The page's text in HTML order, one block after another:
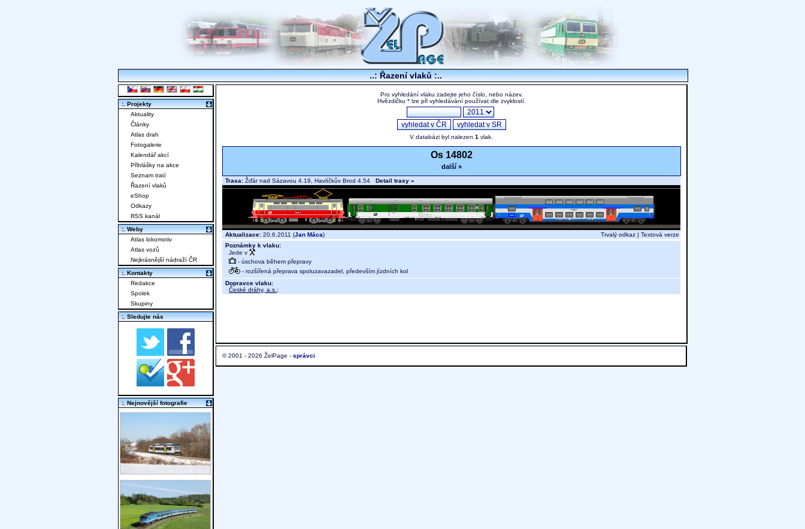
..: Řazení vlaků :..
Pro vyhledání vlaku zadejte jeho číslo, nebo název.
Hvězdičku * lze při vyhledávání používat dle zvyklostí.
V databázi byl nalezen 1 vlak.
Os 14802
další »
Trasa: Žďár nad Sázavou 4.19, Havlíčkův Brod 4.54 Detail trasy »
Aktualizace: 20.6.2011 (Jan Máca) Trvalý odkaz | Textová verze
Poznámky k vlaku:
Jede v
- úschova během přepravy
- rozšířená přeprava spoluzavazadel, především jízdních kol
Dopravce vlaku:
České dráhy, a.s. ;
© 2001 - 2026 ŽelPage - správci
:. Projekty
Aktuality
Články
Atlas drah
Fotogalerie
Kalendář akcí
Přihlášky na akce
Seznam tratí
Řazení vlaků
eShop
Odkazy
RSS kanál
:. Weby
Atlas lokomotiv
Atlas vozů
Nejkrásnější nádraží ČR
:. Kontakty
Redakce
Spolek
Skupiny
:. Sledujte nás
:. Nejnovější fotografie